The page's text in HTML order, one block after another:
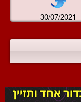
30/07/2021